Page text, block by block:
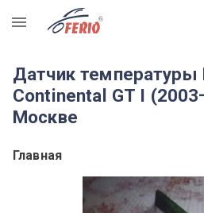
R
Датчик температуры
Continental GT I
Москве
Главная